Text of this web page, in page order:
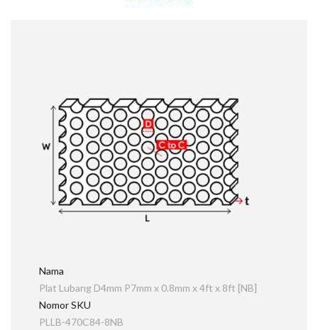
Nama
Plat Lubang D4mm P7mm x 0.8mm x 4ft x 8ft [NB]
Nomor SKU
PLLB-470C84-8NB